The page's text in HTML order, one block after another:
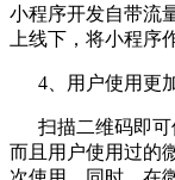
小程序开发自带流
上线下，将小程序
4、用户使用更
扫描二维码即可
而且用户使用过的